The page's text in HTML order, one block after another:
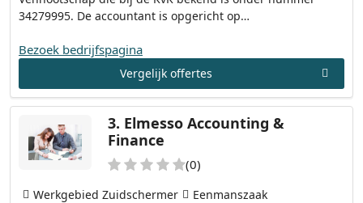
34279995. De accountant is opgericht op…
Bezoek bedrijfspagina
Vergelijk offertes
3. Elmesso Accounting &
Finance
(0)
Werkgebied Zuidschermer
Eenmanszaak